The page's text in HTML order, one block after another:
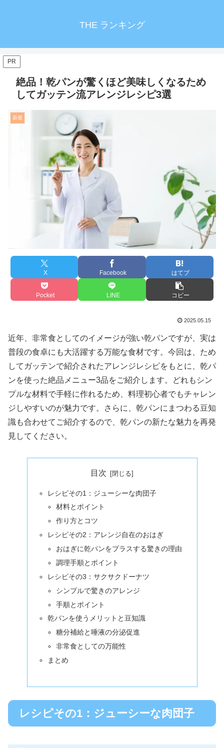
THE ランキング
PR
絶品！乾パンが驚くほど美味しくなるため
してガッテン流アレンジレシピ3選
新着
X Facebook はてブ
Pocket LINE コピー
2025.05.15
近年、非常食としてのイメージが強い乾パンですが、実は
普段の食卓にも大活躍する万能な食材です。今回は、ため
してガッテンで紹介されたアレンジレシピをもとに、乾パ
ンを使った絶品メニュー3品をご紹介します。どれもシン
プルな材料で手軽に作れるため、料理初心者でもチャレン
ジしやすいのが魅力です。さらに、乾パンにまつわる豆知
識も合わせてご紹介するので、乾パンの新たな魅力を再発
見してください。
目次
レシピその1：ジューシーな肉団子
材料とポイント
作り方とコツ
レシピその2：アレンジ自在のおはぎ
おはぎに乾パンをプラスする驚きの理由
調理手順とポイント
レシピその3：サクサクドーナツ
シンプルで驚きのアレンジ
手順とポイント
乾パンを使うメリットと豆知識
糖分補給と唾液の分泌促進
非常食としての万能性
まとめ
レシピその1：ジューシーな肉団子